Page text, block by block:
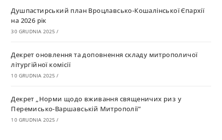
Душпастирський план Вроцлавсько-Кошалінської Єпархії
на 2026 рік
30 GRUDNIA 2025 /
Декрет оновлення та доповнення складу митрополичої
літургійної комісії
10 GRUDNIA 2025 /
Декрет „Норми щодо вживання священичих риз у
Перемисько-Варшавській Митрополії”
10 GRUDNIA 2025 /